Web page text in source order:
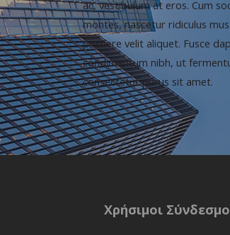
ac, vestibulum at eros. Cum
montes, nascetur ridiculus
posuere velit aliquet. Fusce
condimentum nibh, ut
consectetur purus sit amet.
Χρήσιμοι